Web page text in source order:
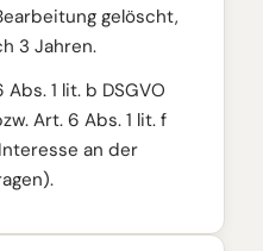
gelöscht,
3 Jahren.
1 lit. b DSGVO
Art. 6 Abs. 1 lit. f
an der